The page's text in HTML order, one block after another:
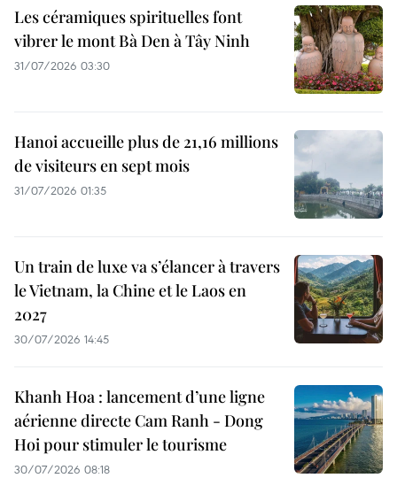
Les céramiques spirituelles font
vibrer le mont Bà Den à Tây Ninh
31/07/2026 03:30
Hanoi accueille plus de 21,16 millions
de visiteurs en sept mois ​
31/07/2026 01:35
Un train de luxe va s’élancer à travers
le Vietnam, la Chine et le Laos en
2027
30/07/2026 14:45
Khanh Hoa : lancement d’une ligne
aérienne directe Cam Ranh - Dong
Hoi pour stimuler le tourisme
30/07/2026 08:18